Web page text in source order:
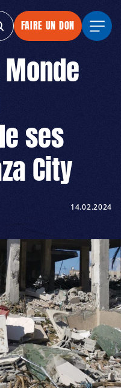
UN DON FAIRE UN DON
FAIRE UN DON
ses
City
14.02.2024